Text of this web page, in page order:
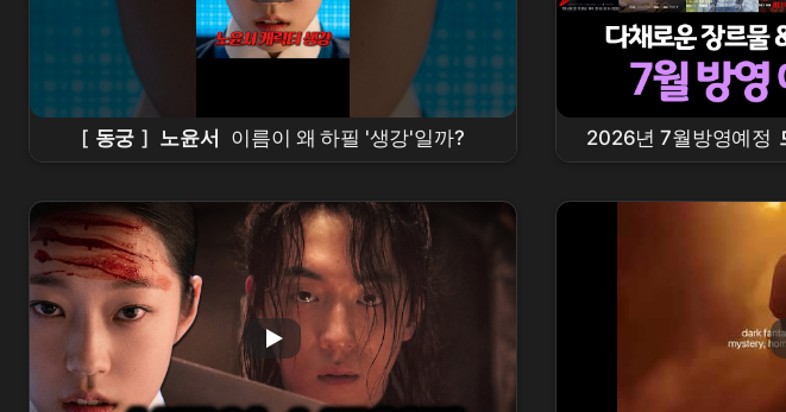
[ 동궁 ] 노윤서 이름이 왜 하필 '생강'일까? 2026년 7월방영예정
결혼의완성, 아파트 ,
라인